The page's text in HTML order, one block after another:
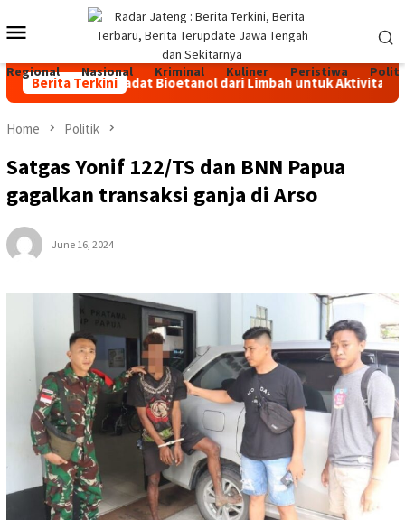
to
Mobile
Menu
Regional Nasional Kriminal Kuliner Peristiwa
Berita Terkini
Bakar Padat Bioetanol dari Limbah untuk Aktivitas
Home Politik
Satgas Yonif 122/TS dan BNN Papua
gagalkan transaksi ganja di Arso
June 16, 2024